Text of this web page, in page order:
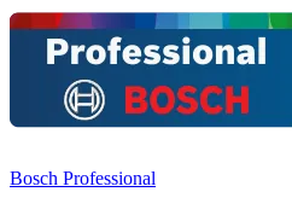
Bosch Professional